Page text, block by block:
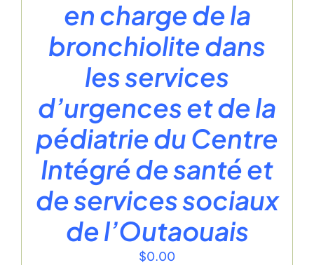
en charge de la
bronchiolite dans
les services
d’urgences et de la
pédiatrie du Centre
Intégré de santé et
de services sociaux
de l’Outaouais
$0.00